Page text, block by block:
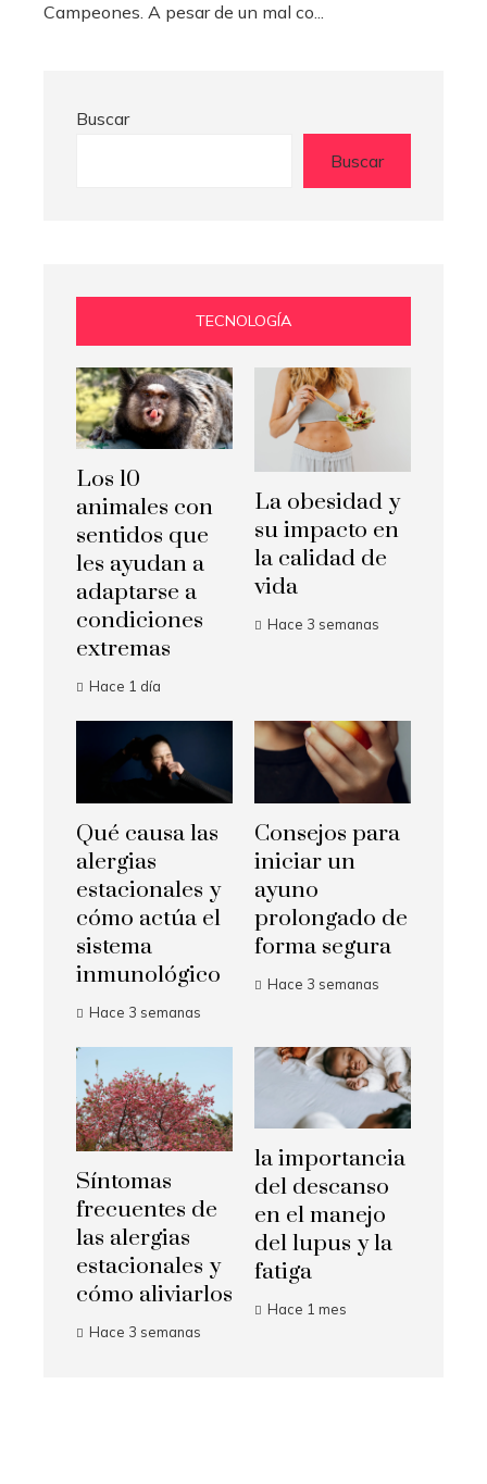
Campeones. A pesar de un mal co...
Buscar
Buscar
TECNOLOGÍA
Los 10
animales con
sentidos que
les ayudan a
adaptarse a
condiciones
extremas
Hace 1 día
La obesidad y
su impacto en
la calidad de
vida
Hace 3 semanas
Qué causa las
alergias
estacionales y
cómo actúa el
sistema
inmunológico
Hace 3 semanas
Consejos para
iniciar un
ayuno
prolongado de
forma segura
Hace 3 semanas
Síntomas
frecuentes de
las alergias
estacionales y
cómo aliviarlos
Hace 3 semanas
la importancia
del descanso
en el manejo
del lupus y la
fatiga
Hace 1 mes